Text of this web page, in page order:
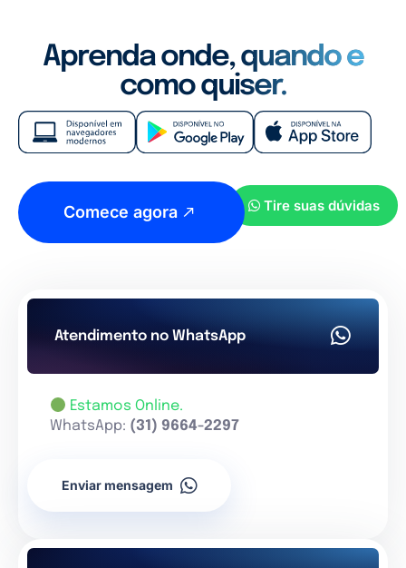
Aprenda onde, quando e
como quiser.
Comece agora Tire suas dúvidas
Atendimento no WhatsApp
Estamos Online.
WhatsApp: (31) 9664-2297
Enviar mensagem